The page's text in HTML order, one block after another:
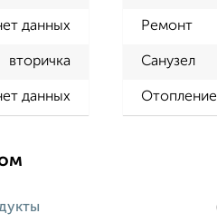
данных Ремонт
вторичка Санузел
данных Отопление